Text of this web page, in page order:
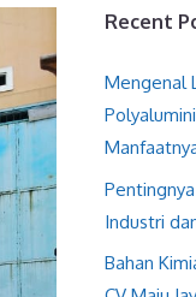
Recent
Mengenal
Industri
Bahan